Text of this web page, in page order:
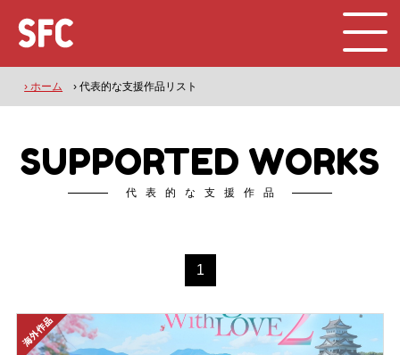
› ホーム › 代表的な支援作品リスト
SUPPORTED WORKS
代表的な支援作品
1